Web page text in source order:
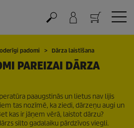
padomi Dārza laistīšana
PAREIZAI DĀRZA
paaugstinās un lietus nav lijis
tas nozīmē, ka ziedi, dārzeņu augi un
kas ir jāņem vērā, laistot dārzu?
silto gadalaiku pārdzīvos viegli.